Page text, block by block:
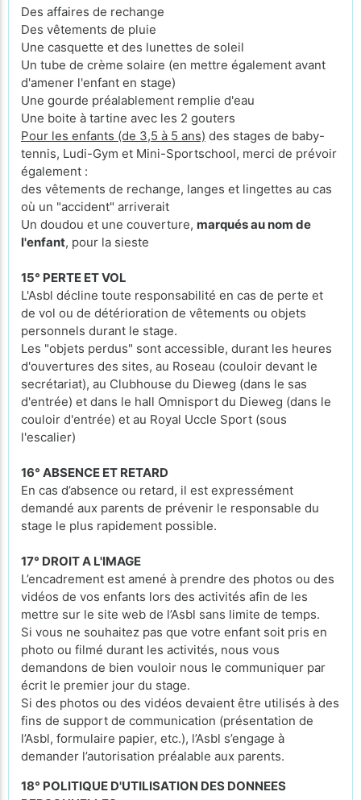
Des affaires de rechange
Des vêtements de pluie
Une casquette et des lunettes de soleil
Un tube de crème solaire (en mettre également avant
d'amener l'enfant en stage)
Une gourde préalablement remplie d'eau
Une boite à tartine avec les 2 gouters
Pour les enfants (de 3,5 à 5 ans) des stages de baby-
tennis, Ludi-Gym et Mini-Sportschool, merci de prévoir
également :
des vêtements de rechange, langes et lingettes au cas
où un "accident" arriverait
Un doudou et une couverture, marqués au nom de
l'enfant, pour la sieste
15° PERTE ET VOL
L'Asbl décline toute responsabilité en cas de perte et
de vol ou de détérioration de vêtements ou objets
personnels durant le stage.
Les "objets perdus" sont accessible, durant les heures
d'ouvertures des sites, au Roseau (couloir devant le
secrétariat), au Clubhouse du Dieweg (dans le sas
d'entrée) et dans le hall Omnisport du Dieweg (dans le
couloir d'entrée) et au Royal Uccle Sport (sous
l'escalier)
16° ABSENCE ET RETARD
En cas d’absence ou retard, il est expressément
demandé aux parents de prévenir le responsable du
stage le plus rapidement possible.
17° DROIT A L'IMAGE
L’encadrement est amené à prendre des photos ou des
vidéos de vos enfants lors des activités afin de les
mettre sur le site web de l’Asbl sans limite de temps.
Si vous ne souhaitez pas que votre enfant soit pris en
photo ou filmé durant les activités, nous vous
demandons de bien vouloir nous le communiquer par
écrit le premier jour du stage.
Si des photos ou des vidéos devaient être utilisés à des
fins de support de communication (présentation de
l’Asbl, formulaire papier, etc.), l’Asbl s’engage à
demander l’autorisation préalable aux parents.
18° POLITIQUE D'UTILISATION DES DONNEES